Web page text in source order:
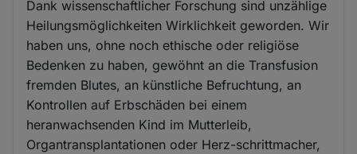
Dank wissenschaftlicher Forschung sind unzählige
Heilungsmöglichkeiten Wirklichkeit geworden. Wir
haben uns, ohne noch ethische oder religiöse
Bedenken zu haben, gewöhnt an die Transfusion
fremden Blutes, an künstliche Befruchtung, an
Kontrollen auf Erbschäden bei einem
heranwachsenden Kind im Mutterleib,
Organtransplantationen oder Herz-schrittmacher,